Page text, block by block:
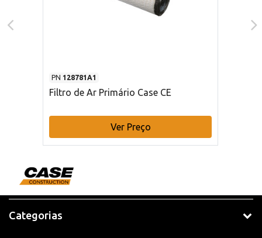
PN 128781A1
Filtro de Ar Primário Case CE
Ver Preço
Categorias